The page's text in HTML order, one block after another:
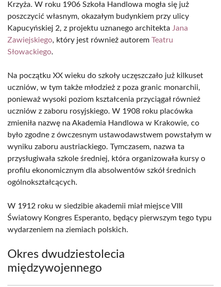
Krzyża. W roku 1906 Szkoła Handlowa mogła się już
poszczycić własnym, okazałym budynkiem przy ulicy
Kapucyńskiej 2, z projektu uznanego architekta Jana
Zawiejskiego, który jest również autorem Teatru
Słowackiego.
Na początku XX wieku do szkoły uczęszczało już kilkuset
uczniów, w tym także młodzież z poza granic monarchii,
ponieważ wysoki poziom kształcenia przyciągał również
uczniów z zaboru rosyjskiego. W 1908 roku placówka
zmieniła nazwę na Akademia Handlowa w Krakowie, co
było zgodne z ówczesnym ustawodawstwem powstałym w
wyniku zaboru austriackiego. Tymczasem, nazwa ta
przysługiwała szkole średniej, która organizowała kursy o
profilu ekonomicznym dla absolwentów szkół średnich
ogólnokształcących.
W 1912 roku w siedzibie akademii miał miejsce VIII
Światowy Kongres Esperanto, będący pierwszym tego typu
wydarzeniem na ziemiach polskich.
Okres dwudziestolecia
międzywojennego